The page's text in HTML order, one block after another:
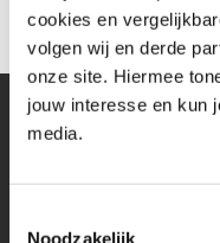
cookies en
volgen wij en derde
onze site. Hiermee
jouw interesse en kun
media.
Noodzakelijk